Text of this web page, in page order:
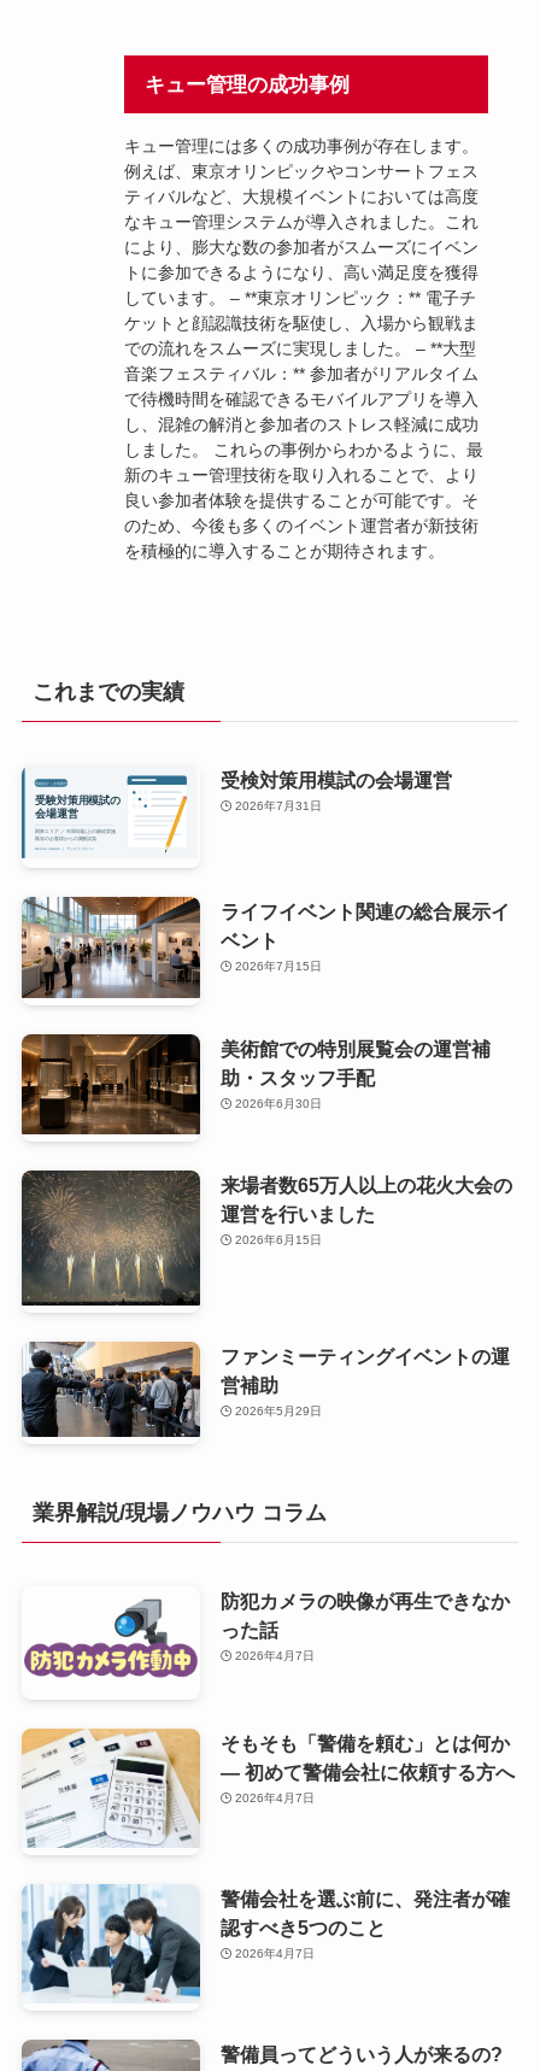
キュー管理の成功事例
キュー管理には多くの成功事例が存在します。
例えば、東京オリンピックやコンサートフェス
ティバルなど、大規模イベントにおいては高度
なキュー管理システムが導入されました。これ
により、膨大な数の参加者がスムーズにイベン
トに参加できるようになり、高い満足度を獲得
しています。 – **東京オリンピック：** 電子チ
ケットと顔認識技術を駆使し、入場から観戦ま
での流れをスムーズに実現しました。 – **大型
音楽フェスティバル：** 参加者がリアルタイム
で待機時間を確認できるモバイルアプリを導入
し、混雑の解消と参加者のストレス軽減に成功
しました。 これらの事例からわかるように、最
新のキュー管理技術を取り入れることで、より
良い参加者体験を提供することが可能です。そ
のため、今後も多くのイベント運営者が新技術
を積極的に導入することが期待されます。
これまでの実績
受検対策用模試の会場運営
2026年7月31日
ライフイベント関連の総合展示イ
ベント
2026年7月15日
美術館での特別展覧会の運営補
助・スタッフ手配
2026年6月30日
来場者数65万人以上の花火大会の
運営を行いました
2026年6月15日
ファンミーティングイベントの運
営補助
2026年5月29日
業界解説/現場ノウハウ コラム
防犯カメラの映像が再生できなか
った話
2026年4月7日
そもそも「警備を頼む」とは何か
— 初めて警備会社に依頼する方へ
2026年4月7日
警備会社を選ぶ前に、発注者が確
認すべき5つのこと
2026年4月7日
警備員ってどういう人が来るの?